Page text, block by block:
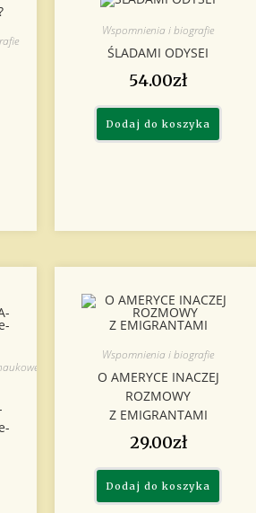
Wspomnienia i biografie
ŚLADAMI ODYSEI
54.00zł
Dodaj do koszyka
Wspomnienia i biografie
O AMERYCE INACZEJ
ROZMOWY
Z EMIGRANTAMI
29.00zł
Dodaj do koszyka